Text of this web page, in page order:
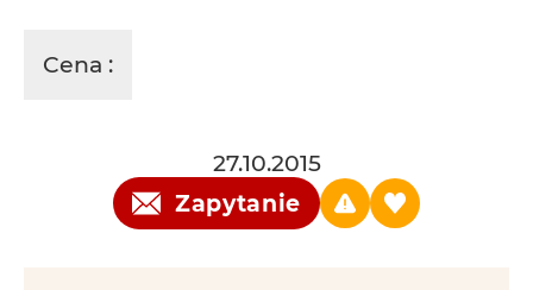
Cena :
27.10.2015
Zapytanie